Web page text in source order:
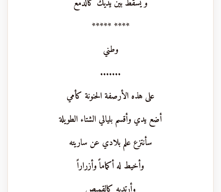
و يسقط بين يديك كالدمع
**** *****
وطني
.......
على هذه الأرصفة الحنونة كأمي
أضع يدي وأقسم بليالي الشتاء الطويلة
سأنتزع علم بلادي عن ساريته
وأخيط له أكماماً وأزراراً